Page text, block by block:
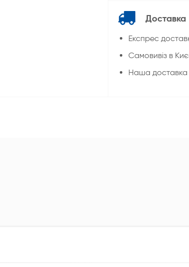
Доставка
Експрес
Cамовивіз в
Наша доставка